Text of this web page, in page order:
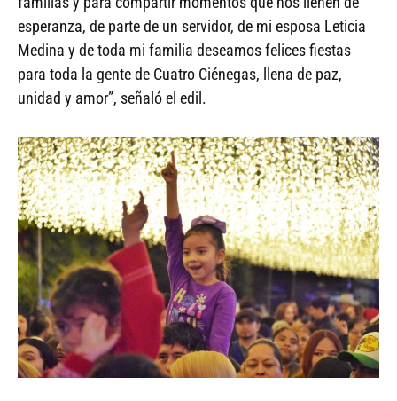
esperanza, de parte de un servidor, de mi esposa Leticia
Medina y de toda mi familia deseamos felices fiestas
para toda la gente de Cuatro Ciénegas, llena de paz,
unidad y amor”, señaló el edil.